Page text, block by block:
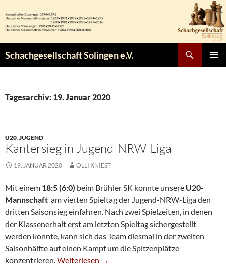
Inhalt
springen
Schachgesellschaft Solingen e.V.
Tagesarchiv: 19. Januar 2020
U20,JUGEND
Kantersieg in Jugend-NRW-Liga
19. JANUAR 2020 OLLI KNIEST
Mit einem 18:5 (6:0) beim Brühler SK konnte unsere U20-
Mannschaft am vierten Spieltag der Jugend-NRW-Liga den
dritten Saisonsieg einfahren. Nach zwei Spielzeiten, in denen
der Klassenerhalt erst am letzten Spieltag sichergestellt
werden konnte, kann sich das Team diesmal in der zweiten
Saisonhälfte auf einen Kampf um die Spitzenplätze
konzentrieren.Kantersieg In Jugend-NRW-Liga
Weiterlesen →